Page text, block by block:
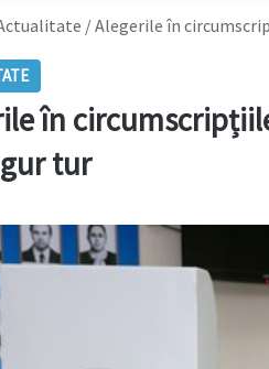
/Alegerile în
în
tur